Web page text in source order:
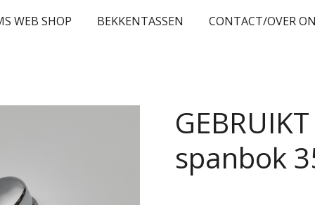
WEB SHOP BEKKENTASSEN CONTACT/OVER
spanbok